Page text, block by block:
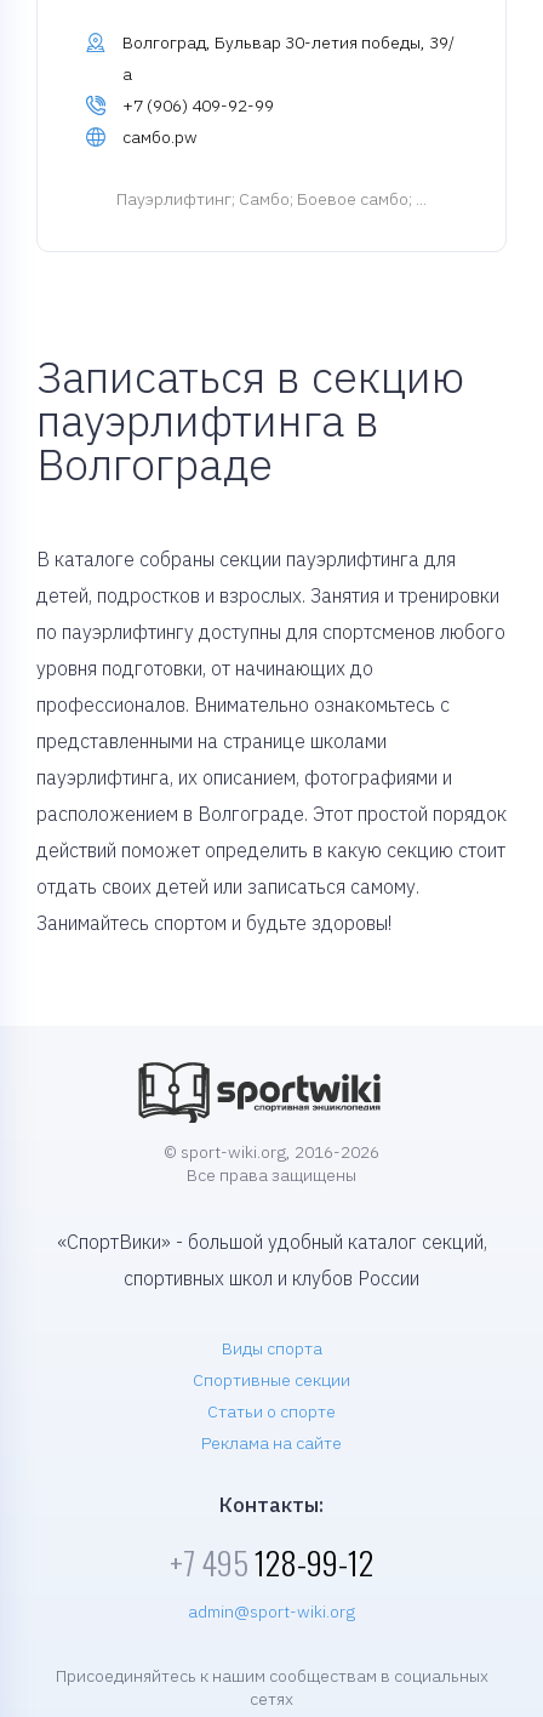
Волгоград, Бульвар 30-летия победы, 39/
а
+7 (906) 409-92-99
самбо.pw
Пауэрлифтинг; Самбо; Боевое самбо; ...
Записаться в секцию
пауэрлифтинга в
Волгограде
В каталоге собраны секции пауэрлифтинга для
детей, подростков и взрослых. Занятия и тренировки
по пауэрлифтингу доступны для спортсменов любого
уровня подготовки, от начинающих до
профессионалов. Внимательно ознакомьтесь с
представленными на странице школами
пауэрлифтинга, их описанием, фотографиями и
расположением в Волгограде. Этот простой порядок
действий поможет определить в какую секцию стоит
отдать своих детей или записаться самому.
Занимайтесь спортом и будьте здоровы!
© sport-wiki.org, 2016-2026
Все права защищены
«СпортВики» - большой удобный каталог секций,
спортивных школ и клубов России
Виды спорта
Спортивные секции
Статьи о спорте
Реклама на сайте
Контакты:
+7 495128-99-12
admin@sport-wiki.org
Присоединяйтесь к нашим сообществам в социальных
сетях